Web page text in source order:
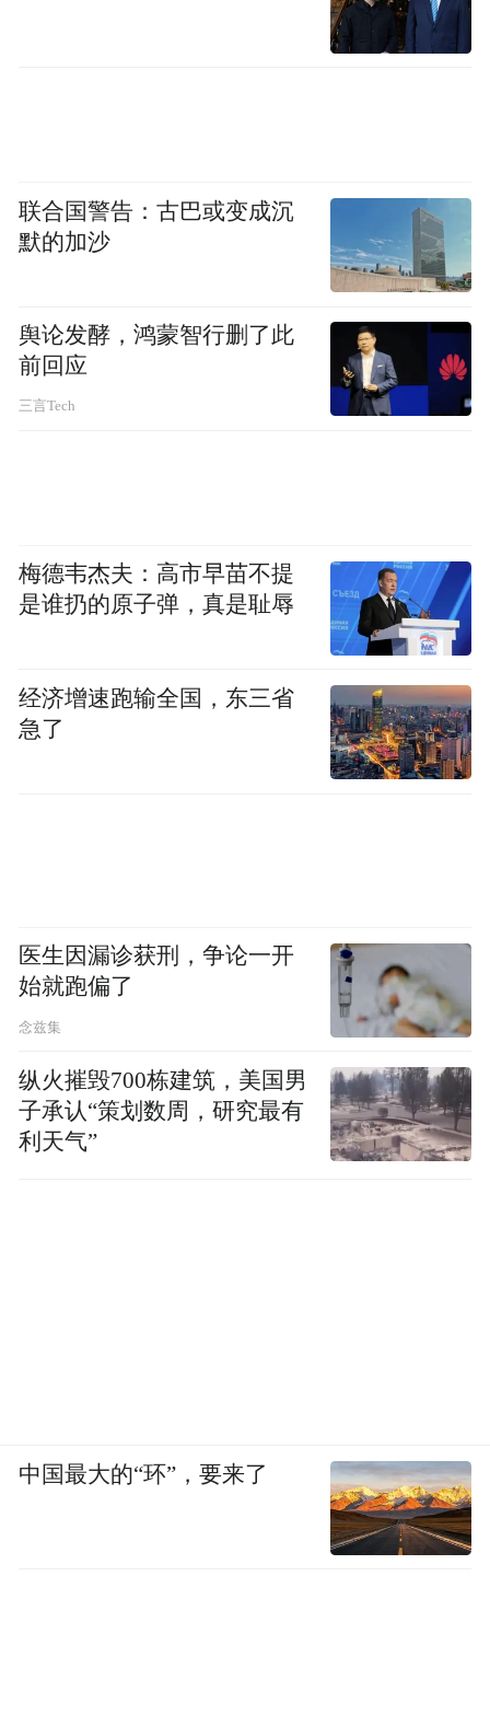
联合国警告：古巴或变成沉
默的加沙
舆论发酵，鸿蒙智行删了此
前回应
三言Tech
梅德韦杰夫：高市早苗不提
是谁扔的原子弹，真是耻辱
经济增速跑输全国，东三省
急了
医生因漏诊获刑，争论一开
始就跑偏了
念兹集
纵火摧毁700栋建筑，美国男
子承认“策划数周，研究最有
利天气”
中国最大的“环”，要来了